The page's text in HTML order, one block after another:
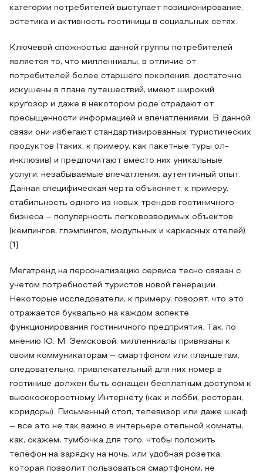
категории потребителей выступает позиционирование,
эстетика и активность гостиницы в социальных сетях.
Ключевой сложностью данной группы потребителей
является то, что милленниалы, в отличие от
потребителей более старшего поколения, достаточно
искушены в плане путешествий, имеют широкий
кругозор и даже в некотором роде страдают от
пресыщенности информацией и впечатлениями. В данной
связи они избегают стандартизированных туристических
продуктов (таких, к примеру, как пакетные туры ол-
инклюзив) и предпочитают вместо них уникальные
услуги, незабываемые впечатления, аутентичный опыт.
Данная специфическая черта объясняет, к примеру,
стабильность одного из новых трендов гостиничного
бизнеса – популярность легковозводимых объектов
(кемпингов, глэмпингов, модульных и каркасных отелей)
[1].
Мегатренд на персонализацию сервиса тесно связан с
учетом потребностей туристов новой генерации.
Некоторые исследователи, к примеру, говорят, что это
отражается буквально на каждом аспекте
функционирования гостиничного предприятия. Так, по
мнению Ю. М. Земсковой, милленниалы привязаны к
своим коммуникаторам – смартфоном или планшетам,
следовательно, привлекательный для них номер в
гостинице должен быть оснащен бесплатным доступом к
высокоскоростному Интернету (как и лобби, ресторан,
коридоры). Письменный стол, телевизор или даже шкаф
– все это не так важно в интерьере отельной комнаты,
как, скажем, тумбочка для того, чтобы положить
телефон на зарядку на ночь, или удобная розетка,
которая позволит пользоваться смартфоном, не